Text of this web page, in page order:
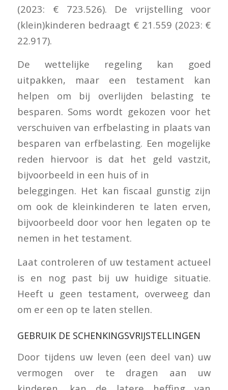
(2023: € 723.526). De vrijstelling voor
(klein)kinderen bedraagt € 21.559 (2023: €
22.917).
De wettelijke regeling kan goed
uitpakken, maar een testament kan
helpen om bij overlijden belasting te
besparen. Soms wordt gekozen voor het
verschuiven van erfbelasting in plaats van
besparen van erfbelasting. Een mogelijke
reden hiervoor is dat het geld vastzit,
bijvoorbeeld in een huis of in
beleggingen. Het kan fiscaal gunstig zijn
om ook de kleinkinderen te laten erven,
bijvoorbeeld door voor hen legaten op te
nemen in het testament.
Laat controleren of uw testament actueel
is en nog past bij uw huidige situatie.
Heeft u geen testament, overweeg dan
om er een op te laten stellen.
GEBRUIK DE SCHENKINGSVRIJSTELLINGEN
Door tijdens uw leven (een deel van) uw
vermogen over te dragen aan uw